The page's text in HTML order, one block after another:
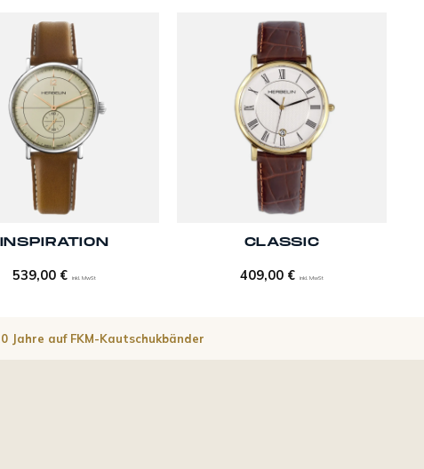
INSPIRATION
539,00 € inkl. MwSt
CLASSIC
409,00 € inkl. MwSt
Jahre auf FKM-Kautschukbänder